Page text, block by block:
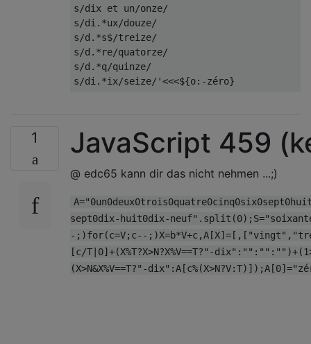
s/dix et un/onze/
s/di.*ux/douze/
s/d.*s$/treize/
s/d.*re/quatorze/
s/d.*q/quinze/
s/di.*ix/seize/'<<<${o:-zéro}
1 JavaScript 459
@ edc65 kann dir das nicht nehmen ...;)
sept0dix-huit0dix-
-;)for(c=V;c--
[c/T|0]+(X%T?X>N?X%V==T?"-
(X>N&X%V==T?"-